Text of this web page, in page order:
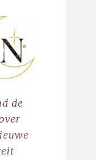
de